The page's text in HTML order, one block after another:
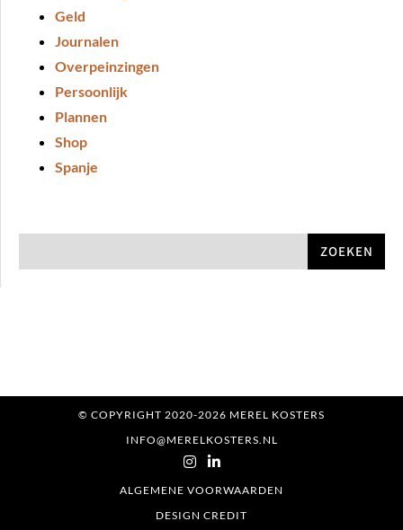
Geld
Journalen
Overpeinzingen
Persoonlijk
Plannen
Shop
Spanje
ZOEKEN
© COPYRIGHT 2020-2026 MEREL KOSTERS
INFO@MERELKOSTERS.NL
ALGEMENE VOORWAARDEN
DESIGN CREDIT